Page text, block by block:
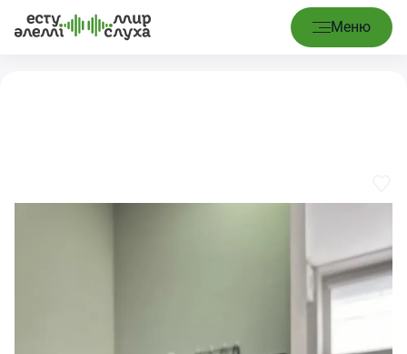
Меню
Басты
бет
/Қызметтер/
Баланы кешенді тексеру (консультация,
тимпанометрия, БАӘ, КСВП)